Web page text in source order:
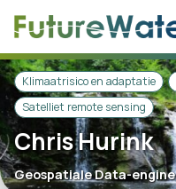
Klimaatrisico en adaptatie
Satelliet remote sensing
Chris Hurink
Geospatiale Data-